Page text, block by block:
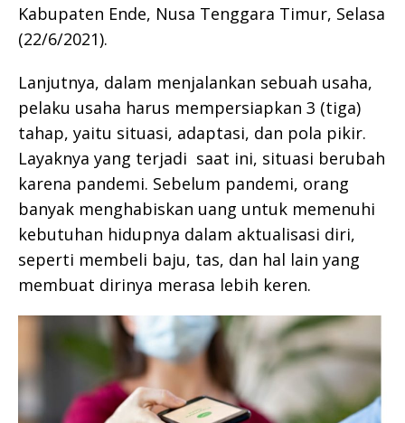
Kabupaten Ende, Nusa Tenggara Timur, Selasa
(22/6/2021).
Lanjutnya, dalam menjalankan sebuah usaha,
pelaku usaha harus mempersiapkan 3 (tiga)
tahap, yaitu situasi, adaptasi, dan pola pikir.
Layaknya yang terjadi saat ini, situasi berubah
karena pandemi. Sebelum pandemi, orang
banyak menghabiskan uang untuk memenuhi
kebutuhan hidupnya dalam aktualisasi diri,
seperti membeli baju, tas, dan hal lain yang
membuat dirinya merasa lebih keren.